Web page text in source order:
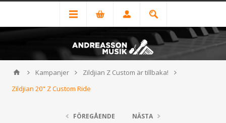
Kampanjer
Zildjian Z Custom är tillbaka!
Zildjian 20" Z Custom Ride
FÖREGÅENDE NÄSTA